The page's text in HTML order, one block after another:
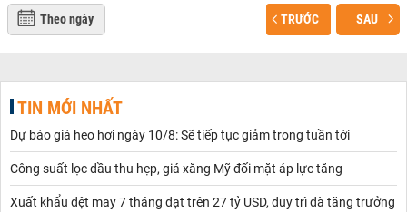
Theo ngày TRƯỚC SAU
TIN MỚI NHẤT
Dự báo giá heo hơi ngày 10/8: Sẽ tiếp tục giảm trong tuần tới
Công suất lọc dầu thu hẹp, giá xăng Mỹ đối mặt áp lực tăng
Xuất khẩu dệt may 7 tháng đạt trên 27 tỷ USD, duy trì đà tăng trưởng